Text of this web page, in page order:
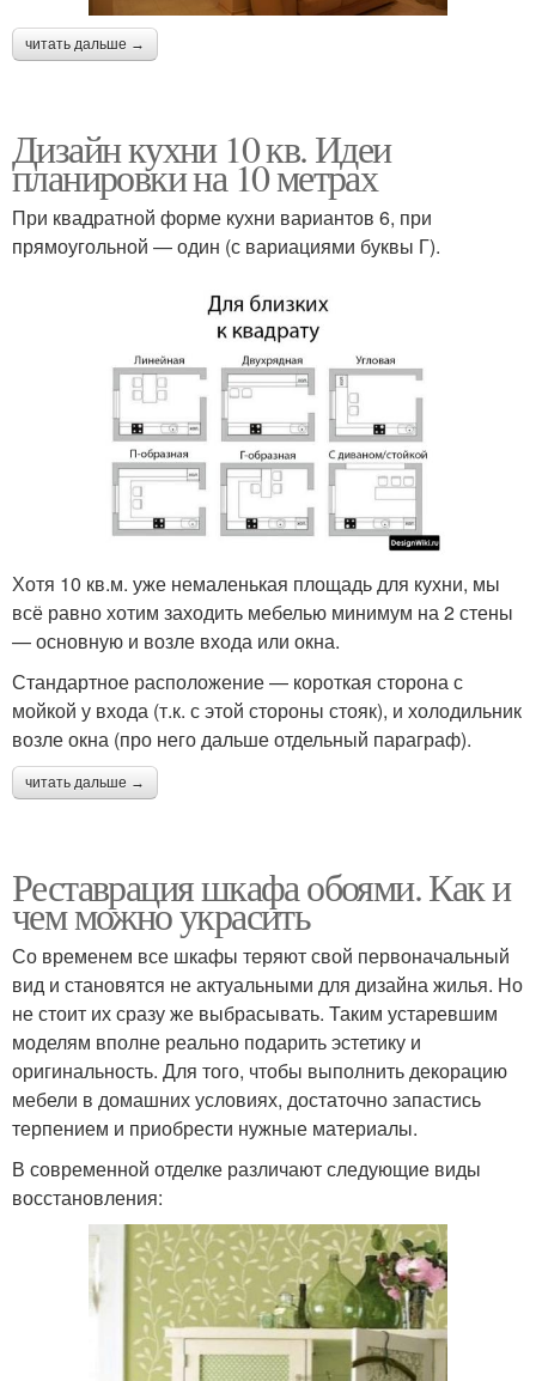
читать дальше →
Дизайн кухни 10 кв. Идеи
планировки на 10 метрах
При квадратной форме кухни вариантов 6, при
прямоугольной — один (с вариациями буквы Г).
Хотя 10 кв.м. уже немаленькая площадь для кухни, мы
всё равно хотим заходить мебелью минимум на 2 стены
— основную и возле входа или окна.
Стандартное расположение — короткая сторона с
мойкой у входа (т.к. с этой стороны стояк), и холодильник
возле окна (про него дальше отдельный параграф).
читать дальше →
Реставрация шкафа обоями. Как и
чем можно украсить
Со временем все шкафы теряют свой первоначальный
вид и становятся не актуальными для дизайна жилья. Но
не стоит их сразу же выбрасывать. Таким устаревшим
моделям вполне реально подарить эстетику и
оригинальность. Для того, чтобы выполнить декорацию
мебели в домашних условиях, достаточно запастись
терпением и приобрести нужные материалы.
В современной отделке различают следующие виды
восстановления: